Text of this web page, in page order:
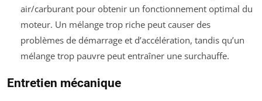
air/carburant pour obtenir un fonctionnement optimal du
moteur. Un mélange trop riche peut causer des
problèmes de démarrage et d’accélération, tandis qu’un
mélange trop pauvre peut entraîner une surchauffe.
Entretien mécanique